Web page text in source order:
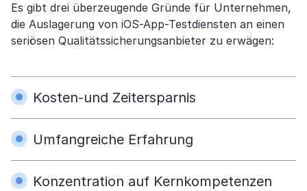
Es gibt drei überzeugende Gründe für Unternehmen,
die Auslagerung von iOS-App-Testdiensten an einen
seriösen Qualitätssicherungsanbieter zu erwägen:
Kosten-und Zeitersparnis
Umfangreiche Erfahrung
Konzentration auf Kernkompetenzen